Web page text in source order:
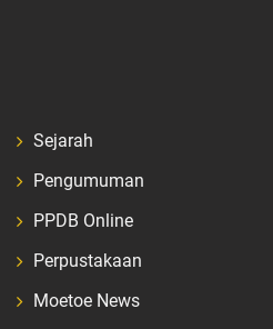
Sejarah
Pengumuman
PPDB Online
Perpustakaan
Moetoe News